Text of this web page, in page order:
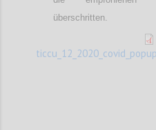
überschritten.